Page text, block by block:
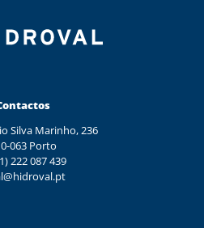
Silva Marinho, 236
063 Porto
222 087 439